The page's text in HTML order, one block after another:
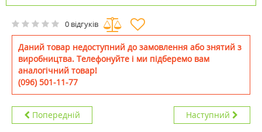
0 відгуків
Даний товар недоступний до замовлення або знятий з
виробництва. Телефонуйте і ми підберемо вам
аналогічний товар!
(096) 501-11-77
Попередній Наступний